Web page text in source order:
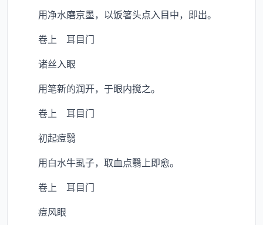
用净水磨京墨，以饭箸头点入目中，即出。
卷上 耳目门
诸丝入眼
用笔新的润开，于眼内搅之。
卷上 耳目门
初起痘翳
用白水牛虱子，取血点翳上即愈。
卷上 耳目门
痘风眼